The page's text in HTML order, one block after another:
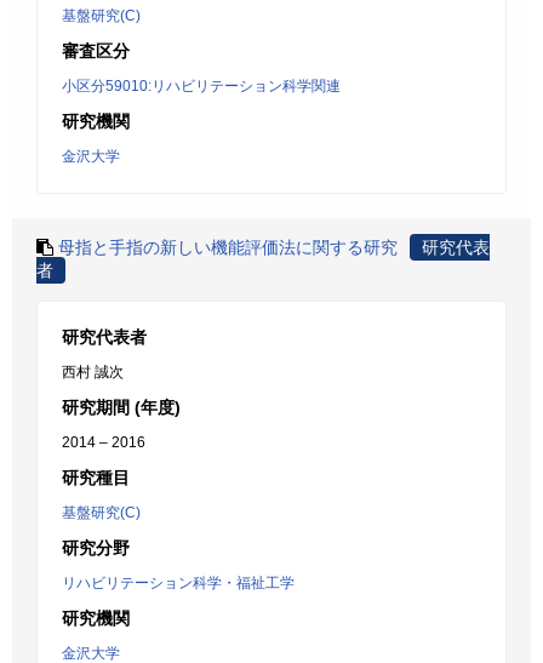
基盤研究(C)
審査区分
小区分59010:リハビリテーション科学関連
研究機関
金沢大学
母指と手指の新しい機能評価法に関する研究
研究代表
者
研究代表者
西村 誠次
研究期間 (年度)
2014 – 2016
研究種目
基盤研究(C)
研究分野
リハビリテーション科学・福祉工学
研究機関
金沢大学